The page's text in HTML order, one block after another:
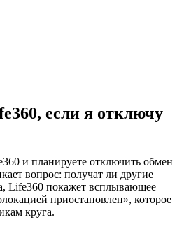
если я отключу
и планируете отключить обмен
вопрос: получат ли другие
Life360 покажет всплывающее
приостановлен», которое
круга.